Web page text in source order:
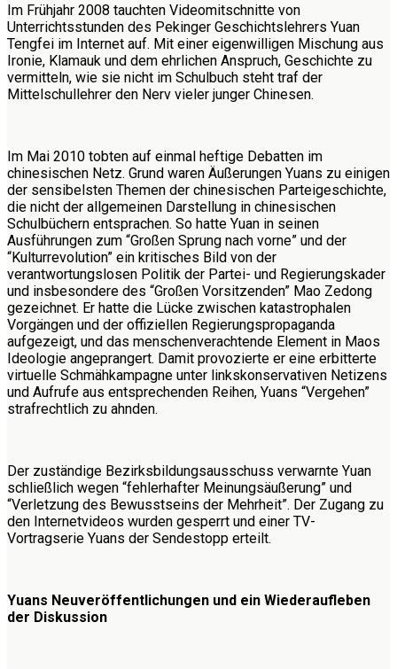
Im Frühjahr 2008 tauchten Videomitschnitte von
Unterrichtsstunden des Pekinger Geschichtslehrers Yuan
Tengfei im Internet auf. Mit einer eigenwilligen Mischung aus
Ironie, Klamauk und dem ehrlichen Anspruch, Geschichte zu
vermitteln, wie sie nicht im Schulbuch steht traf der
Mittelschullehrer den Nerv vieler junger Chinesen.
Im Mai 2010 tobten auf einmal heftige Debatten im
chinesischen Netz. Grund waren Äußerungen Yuans zu einigen
der sensibelsten Themen der chinesischen Parteigeschichte,
die nicht der allgemeinen Darstellung in chinesischen
Schulbüchern entsprachen. So hatte Yuan in seinen
Ausführungen zum “Großen Sprung nach vorne” und der
“Kulturrevolution” ein kritisches Bild von der
verantwortungslosen Politik der Partei- und Regierungskader
und insbesondere des “Großen Vorsitzenden” Mao Zedong
gezeichnet. Er hatte die Lücke zwischen katastrophalen
Vorgängen und der offiziellen Regierungspropaganda
aufgezeigt, und das menschenverachtende Element in Maos
Ideologie angeprangert. Damit provozierte er eine erbitterte
virtuelle Schmähkampagne unter linkskonservativen Netizens
und Aufrufe aus entsprechenden Reihen, Yuans “Vergehen”
strafrechtlich zu ahnden.
Der zuständige Bezirksbildungsausschuss verwarnte Yuan
schließlich wegen “fehlerhafter Meinungsäußerung” und
“Verletzung des Bewusstseins der Mehrheit”. Der Zugang zu
den Internetvideos wurden gesperrt und einer TV-
Vortragserie Yuans der Sendestopp erteilt.
Yuans Neuveröffentlichungen und ein Wiederaufleben
der Diskussion